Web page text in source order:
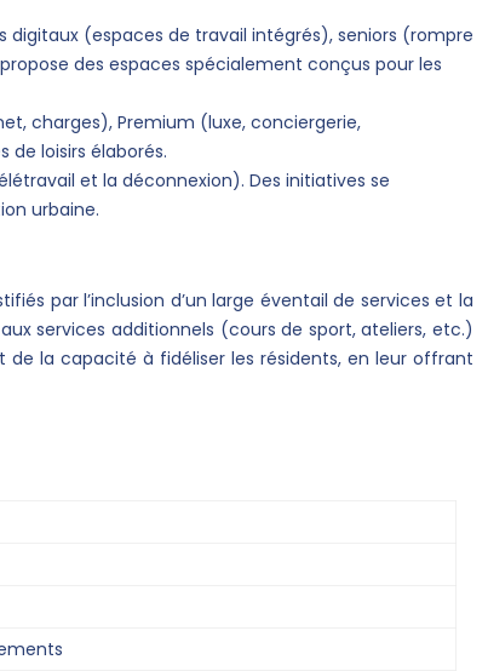
(espaces de travail intégrés), seniors (rompre
des espaces spécialement conçus pour les
charges), Premium (luxe, conciergerie,
loisirs élaborés.
et la déconnexion). Des initiatives se
urbaine.
par l’inclusion d’un large éventail de services et la
services additionnels (cours de sport, ateliers, etc.)
la capacité à fidéliser les résidents, en leur offrant